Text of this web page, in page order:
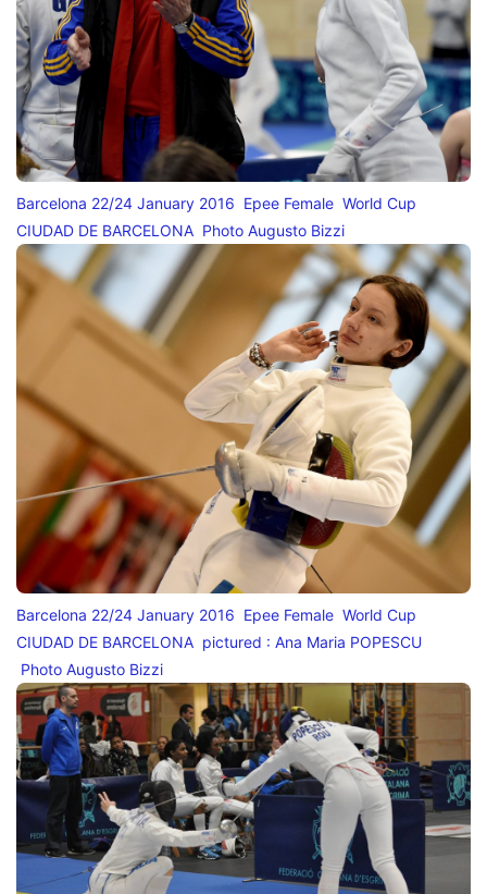
Barcelona 22/24 January 2016 Epee Female World Cup
CIUDAD DE BARCELONA Photo Augusto Bizzi
Barcelona 22/24 January 2016 Epee Female World Cup
CIUDAD DE BARCELONA pictured : Ana Maria POPESCU
Photo Augusto Bizzi